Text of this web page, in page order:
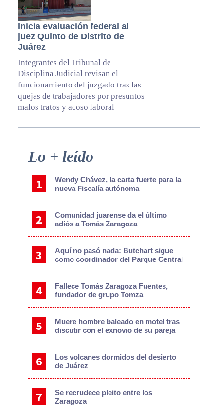
Inicia evaluación federal al
juez Quinto de Distrito de
Juárez
Integrantes del Tribunal de
Disciplina Judicial revisan el
funcionamiento del juzgado tras las
quejas de trabajadores por presuntos
malos tratos y acoso laboral
Primary
Lo + leído
Wendy Chávez, la carta fuerte para la
nueva Fiscalía autónoma
Comunidad juarense da el último
adiós a Tomás Zaragoza
Aquí no pasó nada: Butchart sigue
como coordinador del Parque Central
Fallece Tomás Zaragoza Fuentes,
fundador de grupo Tomza
Muere hombre baleado en motel tras
discutir con el exnovio de su pareja
Los volcanes dormidos del desierto
de Juárez
Se recrudece pleito entre los
Zaragoza